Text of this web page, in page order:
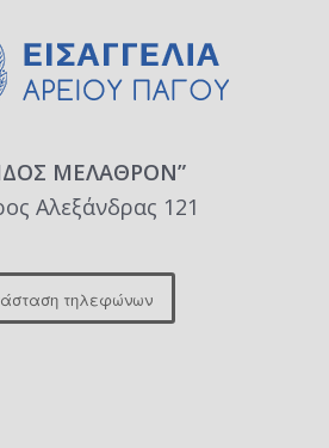
ΜΕΛΑΘΡΟΝ”
Αλεξάνδρας 121
τηλεφώνων